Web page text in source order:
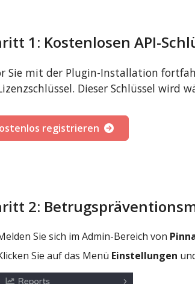
1: Kostenlosen API-
Sie mit der Plugin-Installation
Dieser Schlüssel
registrieren
2:
Sie sich im Admin-Bereich von
Sie auf das Menü Einstellungen